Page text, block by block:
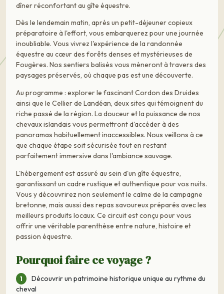
dîner réconfortant au gîte équestre.
Dès le lendemain matin, après un petit-déjeuner copieux
préparatoire à l'effort, vous embarquerez pour une journée
inoubliable. Vous vivrez l'expérience de la randonnée
équestre au cœur des forêts denses et mystérieuses de
Fougères. Nos sentiers balisés vous mèneront à travers des
paysages préservés, où chaque pas est une découverte.
Au programme : explorer le fascinant Cordon des Druides
ainsi que le Cellier de Landéan, deux sites qui témoignent du
riche passé de la région. La douceur et la puissance de nos
chevaux islandais vous permettront d'accéder à des
panoramas habituellement inaccessibles. Nous veillons à ce
que chaque étape soit sécurisée tout en restant
parfaitement immersive dans l'ambiance sauvage.
L'hébergement est assuré au sein d'un gîte équestre,
garantissant un cadre rustique et authentique pour vos nuits.
Vous y découvrirez non seulement le calme de la campagne
bretonne, mais aussi des repas savoureux préparés avec les
meilleurs produits locaux. Ce circuit est conçu pour vous
offrir une véritable parenthèse entre nature, histoire et
passion équestre.
Pourquoi faire ce voyage ?
Découvrir un patrimoine historique unique au rythme du
cheval